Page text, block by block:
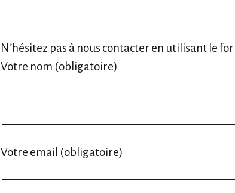
N’hésitez pas à nous contacter en utilisant le
Votre nom (obligatoire)
Votre email (obligatoire)